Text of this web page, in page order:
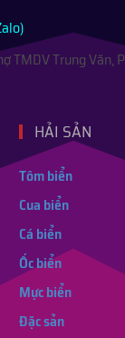
TMDV Trung Văn,
HẢI SẢN
Tôm biển
Cua biển
Cá biển
Ốc biển
Mực biển
Đặc sản